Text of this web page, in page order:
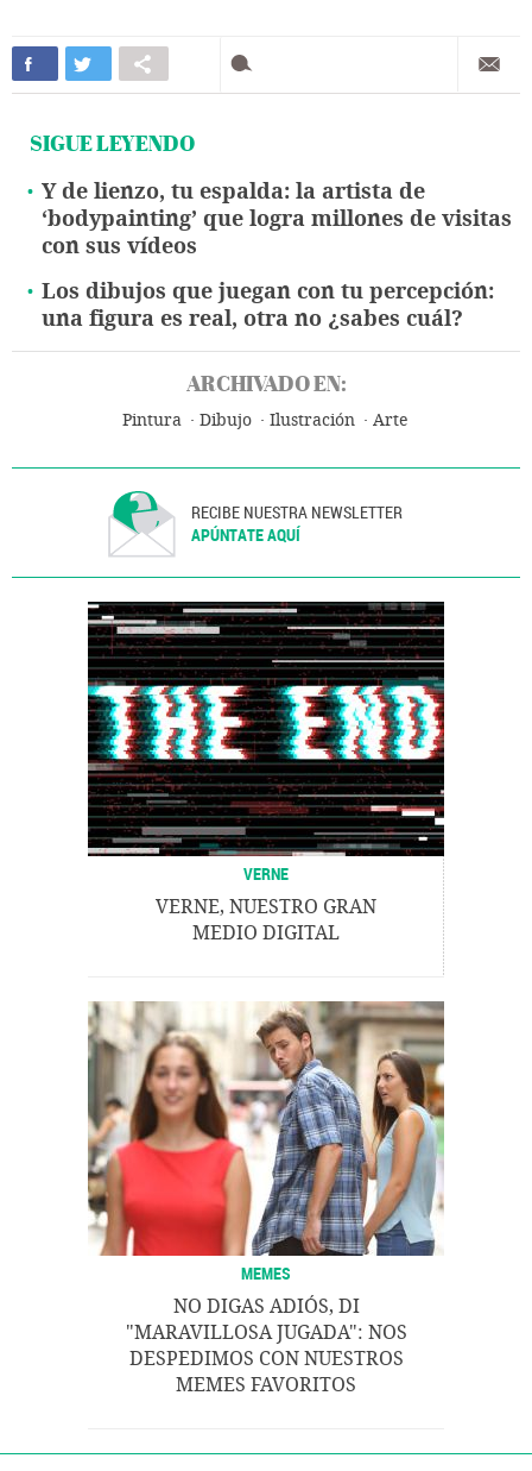
SIGUE LEYENDO
Y de lienzo, tu espalda: la artista de
‘bodypainting’ que logra millones de visitas
con sus vídeos
Los dibujos que juegan con tu percepción:
una figura es real, otra no ¿sabes cuál?
ARCHIVADO EN:
Pintura Dibujo Ilustración Arte
RECIBE NUESTRA NEWSLETTER
APÚNTATE AQUÍ
VERNE
VERNE, NUESTRO GRAN
MEDIO DIGITAL
MEMES
NO DIGAS ADIÓS, DI
"MARAVILLOSA JUGADA": NOS
DESPEDIMOS CON NUESTROS
MEMES FAVORITOS